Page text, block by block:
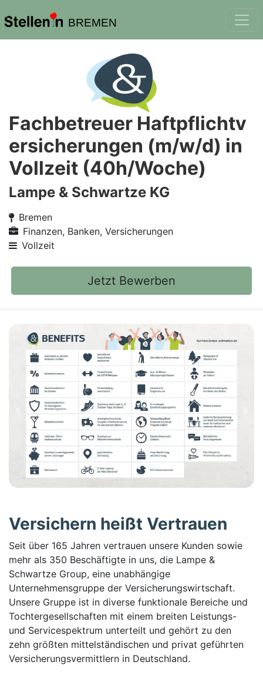
BREMEN
Fachbetreuer Haftpflichtv
ersicherungen (m/w/d) in
Vollzeit (40h/Woche)
Lampe & Schwartze KG
Bremen
Finanzen, Banken, Versicherungen
Vollzeit
Jetzt Bewerben
Versichern heißt Vertrauen
Seit über 165 Jahren vertrauen unsere Kunden sowie
mehr als 350 Beschäftigte in uns, die Lampe &
Schwartze Group, eine unabhängige
Unternehmensgruppe der Versicherungswirtschaft.
Unsere Gruppe ist in diverse funktionale Bereiche und
Tochtergesellschaften mit einem breiten Leistungs-
und Servicespektrum unterteilt und gehört zu den
zehn größten mittelständischen und privat geführten
Versicherungsvermittlern in Deutschland.